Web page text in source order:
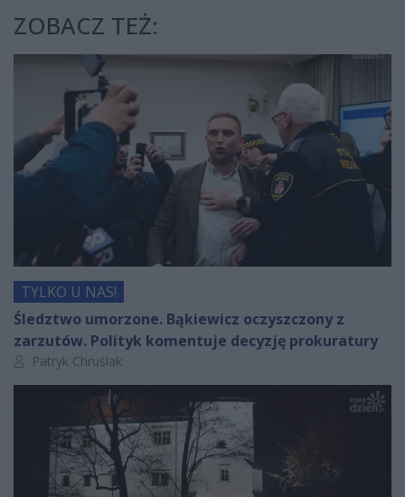
ZOBACZ TEŻ:
TYLKO U NAS!
Śledztwo umorzone. Bąkiewicz oczyszczony z
zarzutów. Polityk komentuje decyzję prokuratury
Autor artykułu:
Patryk Chruślak